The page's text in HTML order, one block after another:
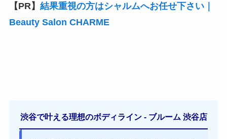
【PR】 結果重視の方はシャルムへお任せ下さい｜
Beauty Salon CHARME
渋谷で叶える理想のボディライン - ブルーム 渋谷店